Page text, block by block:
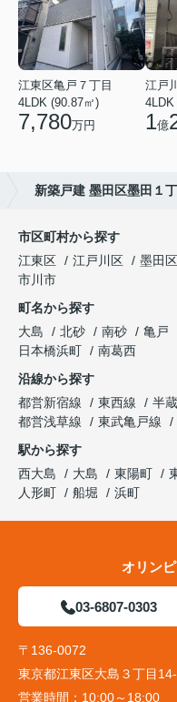
江東区亀戸７丁目
4LDK (90.87㎡)
7,780万円
江戸
1億
新築戸建 墨田区墨田１
市区町村から探す
江東区
江戸川区 墨田区
市川市
町名から探す
大島
北砂 南砂 亀戸
日本橋浜町
南葛西
沿線から探す
都営新宿線
東西線 半
都営浅草線
東武亀戸線
駅から探す
西大島
大島 東陽町
人形町
船堀 浜町
オリン
03-6807-0303
〒136-0072
東京都江東区大島３丁目
営業時間： 10:00～18:00